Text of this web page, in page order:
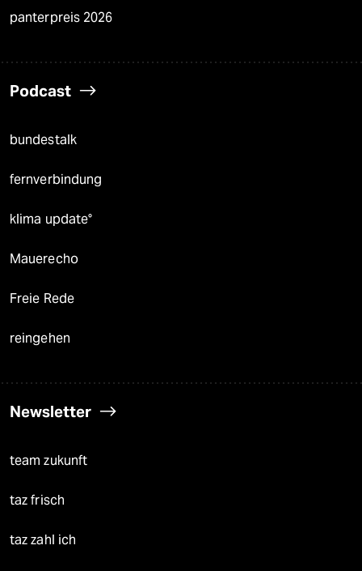
panterpreis 2026
Podcast
bundestalk
fernverbindung
klima update°
Mauerecho
Freie Rede
reingehen
Newsletter
team zukunft
taz frisch
taz zahl ich